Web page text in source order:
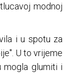
modnoj
i u spotu za
U to vrijeme
mogla glumiti i